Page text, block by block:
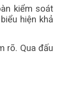
kiểm soát
hiện khả
rõ. Qua đấu